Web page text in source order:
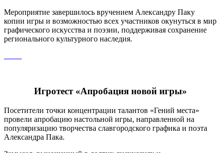
Мероприятие завершилось вручением Александру Паку
копии игры и возможностью всех участников окунуться в мир
графического искусства и поэзии, поддерживая сохранение
регионального культурного наследия.
Игротест «Апробация новой игры»
Посетители точки концентрации талантов «Гений места»
провели апробацию настольной игры, направленной на
популяризацию творчества славгородского графика и поэта
Александра Пака.